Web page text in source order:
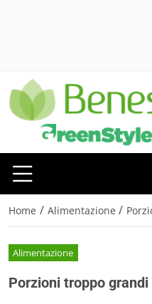
Home / Alimentazione /
Alimentazione
Porzioni troppo